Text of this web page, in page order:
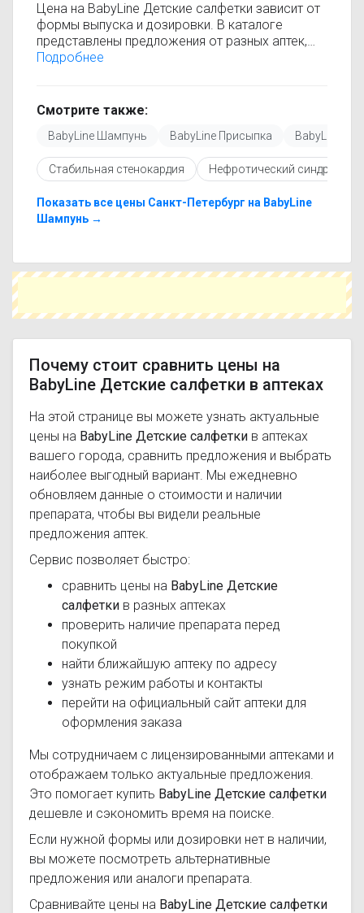
Цена на BabyLine Детские салфетки зависит от
формы выпуска и дозировки. В каталоге
представлены предложения от разных аптек,
что позволяет быстро найти, где купить
обновляется, поэтому вы видите только
актуальные данные.
Перед покупкой рекомендуется ознакомиться с
инструкцией по применению, показаниями и
противопоказаниями. При необходимости вы
салфетки с похожим действующим веществом
или более доступной ценой.
сравните предложения. Это поможет
Подробнее
Смотрите также:
BabyLine Шампунь BabyLine Присыпка BabyLine
Стабильная стенокардия Нефротический синдром
Показать все цены Санкт-Петербург на BabyLine
Шампунь →
Почему стоит сравнить цены на
BabyLine Детские салфетки в аптеках
На этой странице вы можете узнать актуальные
цены на BabyLine Детские салфетки в аптеках
вашего города, сравнить предложения и выбрать
наиболее выгодный вариант. Мы ежедневно
обновляем данные о стоимости и наличии
препарата, чтобы вы видели реальные
предложения аптек.
Сервис позволяет быстро:
сравнить цены на BabyLine Детские
салфетки в разных аптеках
проверить наличие препарата перед
покупкой
найти ближайшую аптеку по адресу
узнать режим работы и контакты
перейти на официальный сайт аптеки для
оформления заказа
Мы сотрудничаем с лицензированными аптеками и
отображаем только актуальные предложения.
Это помогает купить BabyLine Детские салфетки
дешевле и сэкономить время на поиске.
Если нужной формы или дозировки нет в наличии,
вы можете посмотреть альтернативные
предложения или аналоги препарата.
Сравнивайте цены на BabyLine Детские салфетки